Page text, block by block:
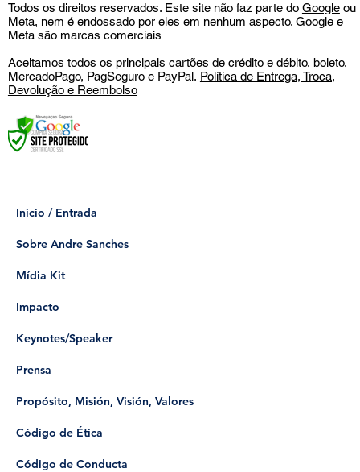
Inicio / Entrada
Sobre Andre Sanches
Mídia Kit
Impacto
Keynotes/Speaker
Prensa
Propósito, Misión, Visión, Valores
Código de Ética
Código de Conducta
Todos os direitos reservados. Este site não faz parte do Googleou
Meta, nem é endossado por eles em nenhum aspecto. Google e
Meta são marcas comerciais
Aceitamos todos os principais cartões de crédito e débito, boleto,
MercadoPago, PagSeguro e PayPal. Política de Entrega, Troca,
Devolução e Reembolso